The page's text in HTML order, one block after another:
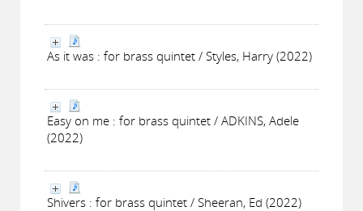
As it was : for brass quintet / Styles, Harry (2022)
Easy on me : for brass quintet / ADKINS, Adele
(2022)
Shivers : for brass quintet / Sheeran, Ed (2022)